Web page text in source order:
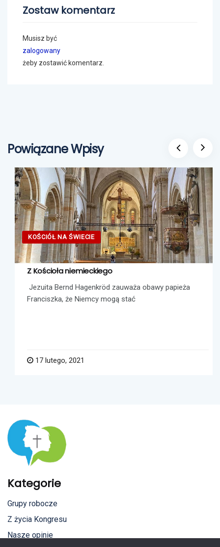
Zostaw komentarz
Musisz być
zalogowany
żeby zostawić komentarz.
Powiązane Wpisy
KOŚCIÓŁ NA ŚWIECIE
Z Kościoła niemieckiego
Jezuita Bernd Hagenkröd zauważa obawy papieża
Franciszka, że Niemcy mogą stać
17 lutego, 2021
Kategorie
Grupy robocze
Z życia Kongresu
Nasze opinie